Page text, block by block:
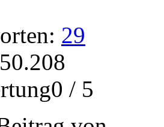
29
/ 5